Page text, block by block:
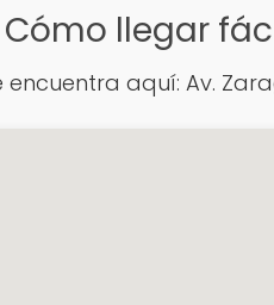
Cómo llegar
aquí: Av.